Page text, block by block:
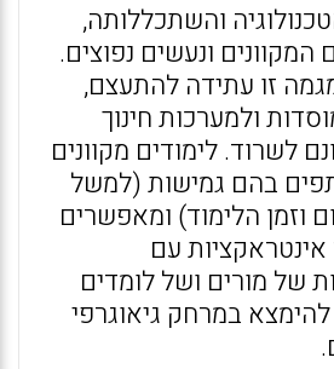
והשתכללותה,
המקוונים ונעשים נפוצים.
זו עתידה להתעצם,
ולמערכות חינוך
לשרוד. לימודים מקוונים
בהם גמישות (למשל
וזמן הלימוד) ומאפשרים
אינטראקציות עם
של מורים ושל לומדים
במרחק גיאוגרפי